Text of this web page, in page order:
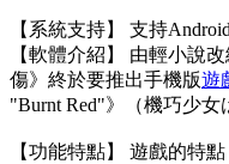
【系統支持】 支持
【軟體介紹】 由輕小說
傷》終於要推出手機版遊
"Burnt Red"》（機巧少女
【功能特點】 遊戲的特